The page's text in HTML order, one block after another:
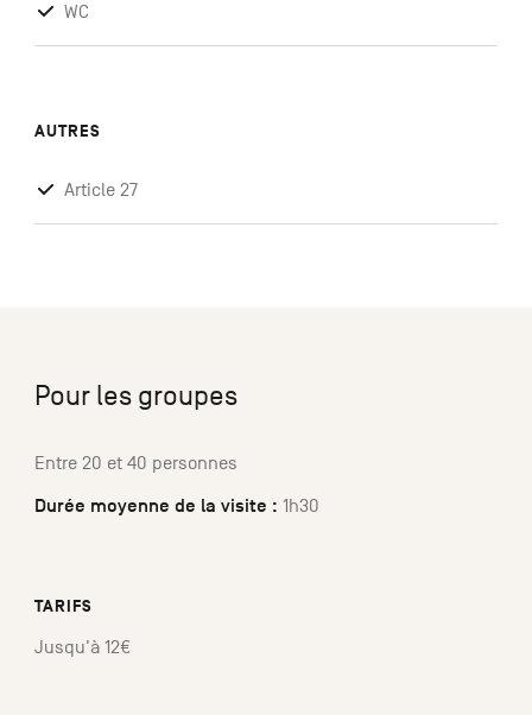
WC
AUTRES
Article 27
Pour les groupes
Entre 20 et 40 personnes
Durée moyenne de la visite : 1h30
TARIFS
Jusqu'à 12€